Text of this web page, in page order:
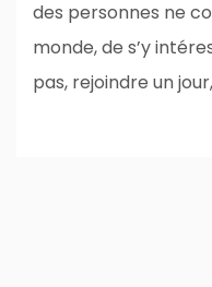
des personnes ne
monde, de s’y
pas, rejoindre un